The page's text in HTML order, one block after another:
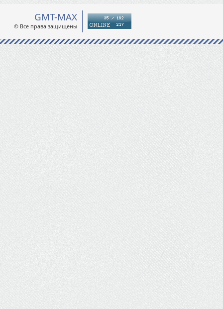
GMT-MAX
© Все права защищены